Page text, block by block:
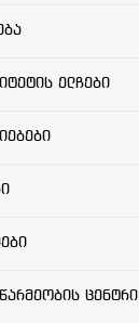
ელჩები
ცენტრი